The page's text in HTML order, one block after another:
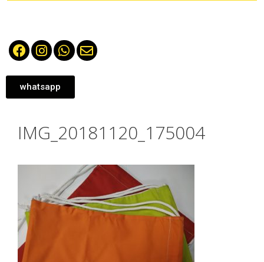
whatsapp
IMG_20181120_175004